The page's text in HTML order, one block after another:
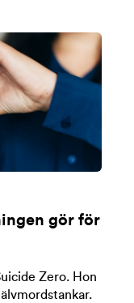
gör för
Zero. Hon